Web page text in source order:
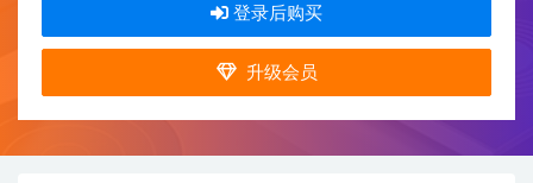
登录后购买
升级会员